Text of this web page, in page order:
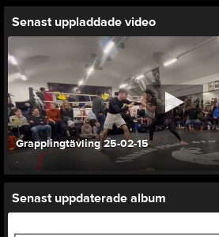
Senast uppladdade video
Grapplingtävling 25-02-15
.
Senast uppdaterade album